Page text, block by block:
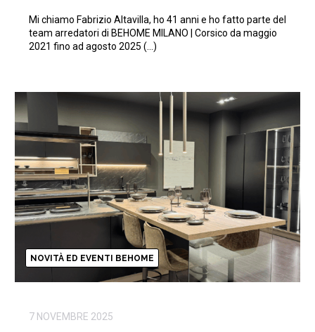
Mi chiamo Fabrizio Altavilla, ho 41 anni e ho fatto parte del
team arredatori di BEHOME MILANO | Corsico da maggio
2021 fino ad agosto 2025 (…)
NOVITÀ ED EVENTI BEHOME
7 NOVEMBRE 2025